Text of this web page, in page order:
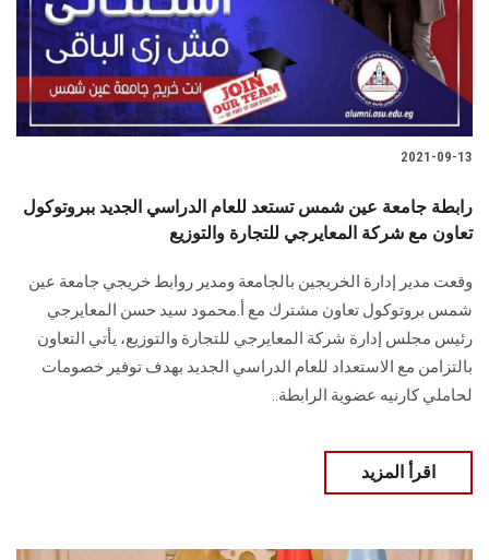
2021-09-13
رابطة جامعة عين شمس تستعد للعام الدراسي الجديد ببروتوكول
تعاون مع شركة المعايرجي للتجارة والتوزيع
وقعت مدير إدارة الخريجين بالجامعة ومدير روابط خريجي جامعة عين
شمس بروتوكول تعاون مشترك مع أ.محمود سيد حسن المعايرجي
رئيس مجلس إدارة شركة المعايرجي للتجارة والتوزيع، يأتي التعاون
بالتزامن مع الاستعداد للعام الدراسي الجديد بهدف توفير خصومات
لحاملي كارنيه عضوية الرابطة..
اقرأ المزيد